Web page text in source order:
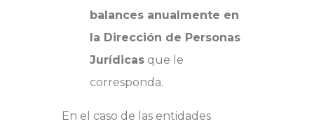
balances anualmente en
la Dirección de Personas
Jurídicas que le
corresponda.
En el caso de las entidades